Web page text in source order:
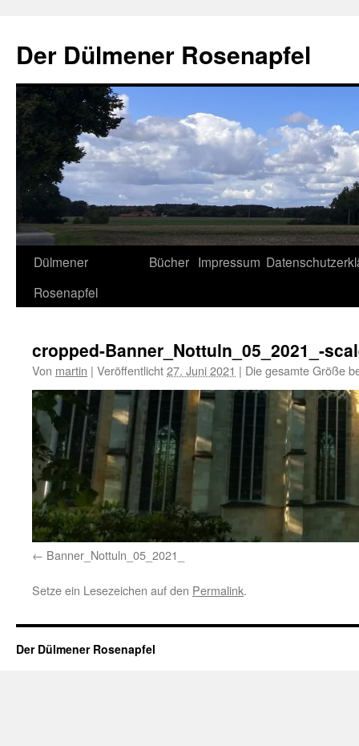
Der Dülmener Rosenapfel
Zum
Inhalt
Dülmener
Rosenapfel
Bücher Impressum
cropped-Banner_Nottuln_05_2021_-
Von martin | Veröffentlicht27. Juni 2021 | Die gesamte Größe
Banner_Nottuln_05_2021_
Setze ein Lesezeichen auf den Permalink.
Der Dülmener Rosenapfel